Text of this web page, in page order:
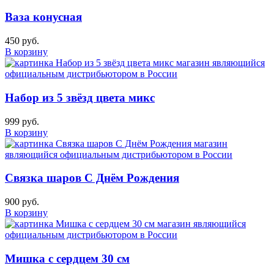
Ваза конусная
450 руб.
В корзину
Набор из 5 звёзд цвета микс
999 руб.
В корзину
Связка шаров С Днём Рождения
900 руб.
В корзину
Мишка с сердцем 30 см